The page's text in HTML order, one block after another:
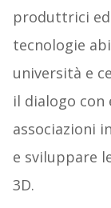
produttrici
tecnologie
università e
il dialogo
associazioni
e sviluppare
3D.